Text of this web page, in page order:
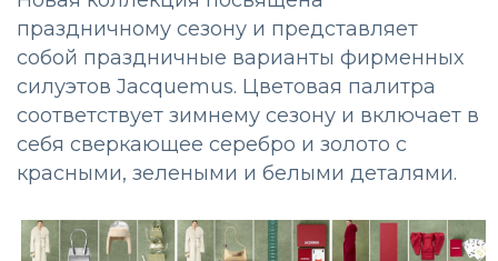
праздничному сезону и представляет
собой праздничные варианты фирменных
силуэтов Jacquemus. Цветовая палитра
соответствует зимнему сезону и включает в
себя сверкающее серебро и золото с
красными, зелеными и белыми деталями.